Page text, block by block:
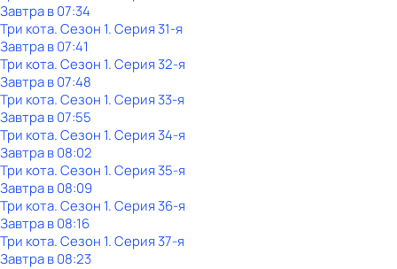
Завтра в 07:34
Три кота. Сезон 1. Серия 31-я
Завтра в 07:41
Три кота. Сезон 1. Серия 32-я
Завтра в 07:48
Три кота. Сезон 1. Серия 33-я
Завтра в 07:55
Три кота. Сезон 1. Серия 34-я
Завтра в 08:02
Три кота. Сезон 1. Серия 35-я
Завтра в 08:09
Три кота. Сезон 1. Серия 36-я
Завтра в 08:16
Три кота. Сезон 1. Серия 37-я
Завтра в 08:23